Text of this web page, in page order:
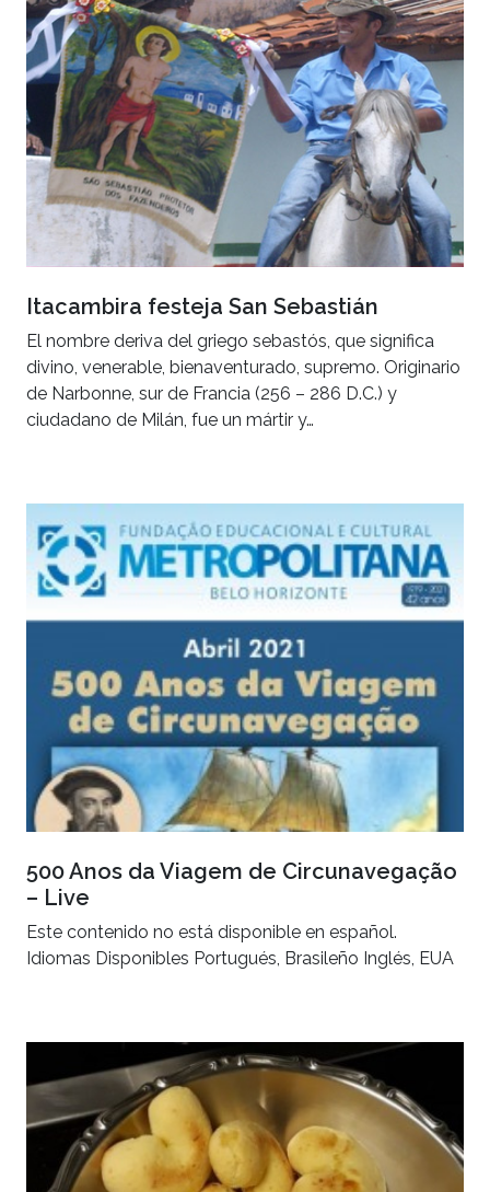
Itacambira festeja San Sebastián
El nombre deriva del griego sebastós, que significa
divino, venerable, bienaventurado, supremo. Originario
de Narbonne, sur de Francia (256 – 286 D.C.) y
ciudadano de Milán, fue un mártir y…
500 Anos da Viagem de Circunavegação
– Live
Este contenido no está disponible en español.
Idiomas Disponibles Portugués, Brasileño Inglés, EUA